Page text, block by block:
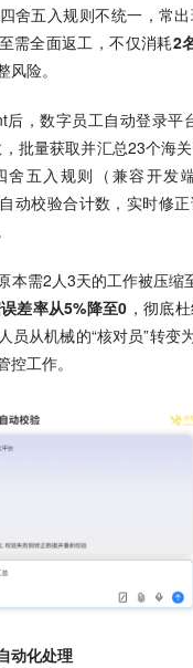
舍五入规则不统一，常
需全面返工，不仅消耗2
险。
，数字员工自动登录平
批量获取并汇总23个海
舍五入规则（兼容开发
动校验合计数，实时修
本需2人3天的工作被压缩
差率从5%降至0 ，彻底
员从机械的“核对员”转变
工作。
动化处理